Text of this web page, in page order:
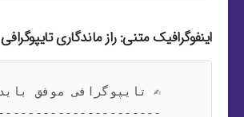
اینفوگرافیک متنی: راز ماندگاری تایپوگرافی